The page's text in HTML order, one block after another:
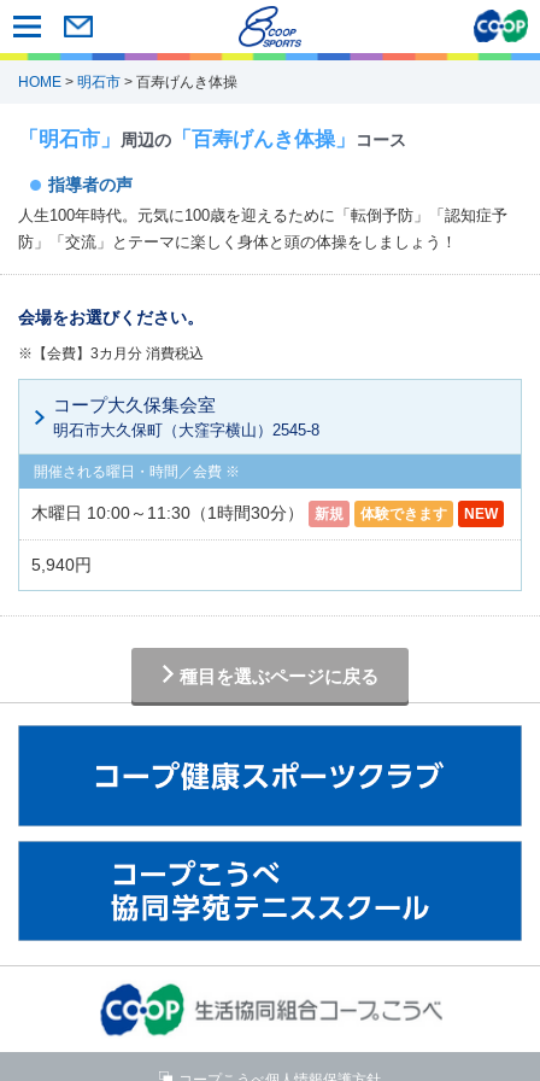
HOME > 明石市 > 百寿げんき体操
「明石市」 周辺の 「百寿げんき体操」 コース
指導者の声
人生100年時代。元気に100歳を迎えるために「転倒予防」「認知症予
防」「交流」とテーマに楽しく身体と頭の体操をしましょう！
会場をお選びください。
※【会費】3カ月分 消費税込
コープ大久保集会室
明石市大久保町（大窪字横山）2545-8
木曜日 10:00～11:30（1時間30分） 新規 体験できます NEW
5,940円
種目を選ぶページに戻る